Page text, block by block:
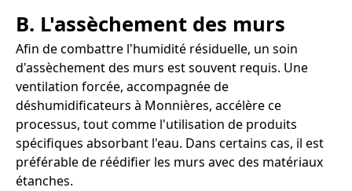
B. L'assèchement des murs
Afin de combattre l'humidité résiduelle, un soin
d'assèchement des murs est souvent requis. Une
ventilation forcée, accompagnée de
déshumidificateurs à Monnières, accélère ce
processus, tout comme l'utilisation de produits
spécifiques absorbant l'eau. Dans certains cas, il est
préférable de réédifier les murs avec des matériaux
étanches.